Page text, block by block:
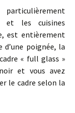
et les cuisines
est entièrement
poignée, la
« full glass »
et vous avez
le cadre selon la